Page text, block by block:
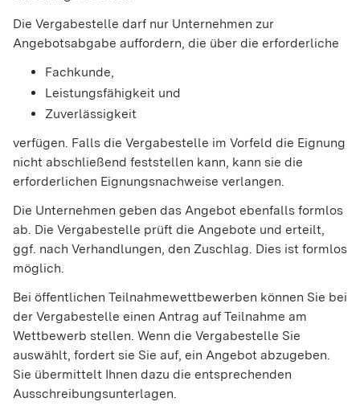
Die Vergabestelle darf nur Unternehmen zur
Angebotsabgabe auffordern, die über die erforderliche
Fachkunde,
Leistungsfähigkeit und
Zuverlässigkeit
verfügen. Falls die Vergabestelle im Vorfeld die Eignung
nicht abschließend feststellen kann, kann sie die
erforderlichen Eignungsnachweise verlangen.
Die Unternehmen geben das Angebot ebenfalls formlos
ab. Die Vergabestelle prüft die Angebote und erteilt,
ggf. nach Verhandlungen, den Zuschlag. Dies ist formlos
möglich.
Bei öffentlichen Teilnahmewettbewerben können Sie bei
der Vergabestelle einen Antrag auf Teilnahme am
Wettbewerb stellen. Wenn die Vergabestelle Sie
auswählt, fordert sie Sie auf, ein Angebot abzugeben.
Sie übermittelt Ihnen dazu die entsprechenden
Ausschreibungsunterlagen.